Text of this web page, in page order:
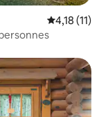
Évaluation
4,18 (11)